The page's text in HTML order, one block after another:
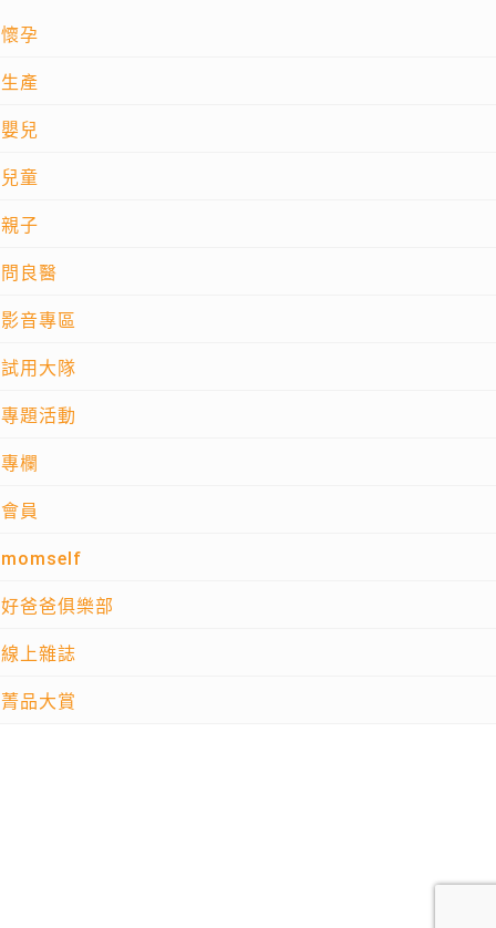
懷孕
生產
嬰兒
兒童
親子
問良醫
影音專區
試用大隊
專題活動
專欄
會員
momself
好爸爸俱樂部
線上雜誌
菁品大賞